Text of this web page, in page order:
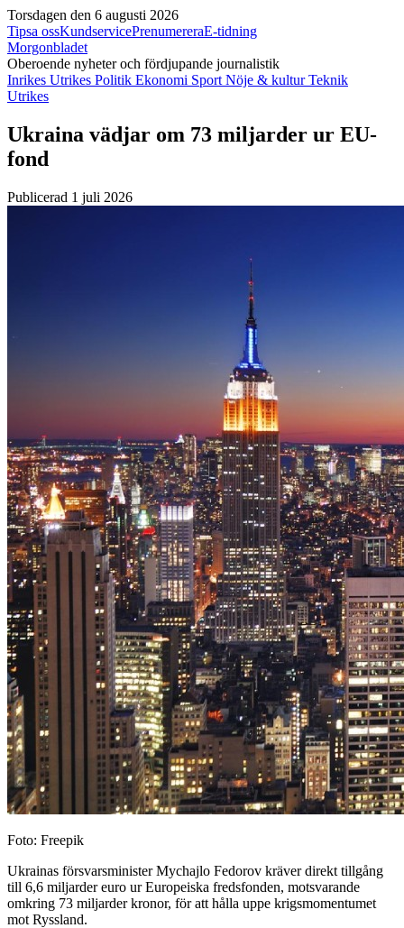
Torsdagen den 6 augusti 2026
Tipsa ossKundservicePrenumereraE-tidning
Morgonbladet
Oberoende nyheter och fördjupande journalistik
Inrikes Utrikes Politik Ekonomi Sport Nöje & kulturTeknik
Utrikes
Ukraina vädjar om 73 miljarder ur EU-
fond
Publicerad 1 juli 2026
Foto: Freepik
Ukrainas försvarsminister Mychajlo Fedorov kräver direkt tillgång
till 6,6 miljarder euro ur Europeiska fredsfonden, motsvarande
omkring 73 miljarder kronor, för att hålla uppe krigsmomentumet
mot Ryssland.